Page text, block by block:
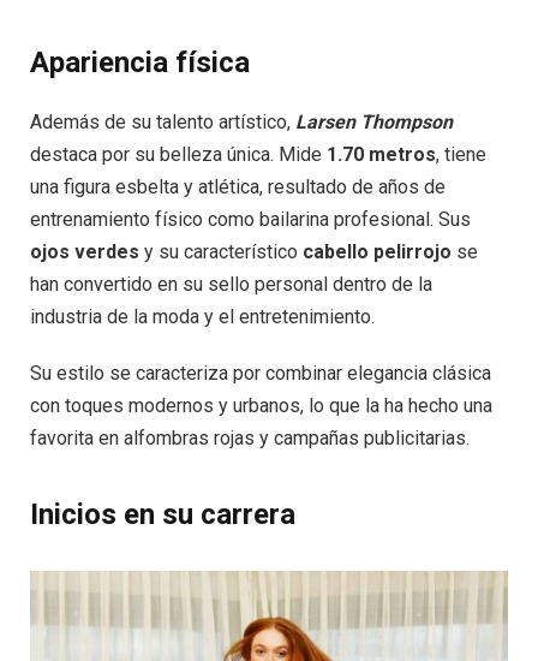
Apariencia física
Además de su talento artístico, Larsen Thompson
destaca por su belleza única. Mide 1.70 metros, tiene
una figura esbelta y atlética, resultado de años de
entrenamiento físico como bailarina profesional. Sus
ojos verdes y su característico cabello pelirrojo se
han convertido en su sello personal dentro de la
industria de la moda y el entretenimiento.
Su estilo se caracteriza por combinar elegancia clásica
con toques modernos y urbanos, lo que la ha hecho una
favorita en alfombras rojas y campañas publicitarias.
Inicios en su carrera